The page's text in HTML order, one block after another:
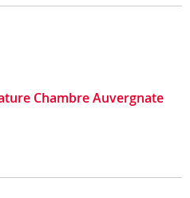
Chambre Auvergnate